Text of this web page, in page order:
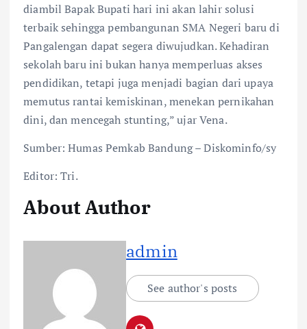
diambil Bapak Bupati hari ini akan lahir solusi
terbaik sehingga pembangunan SMA Negeri baru di
Pangalengan dapat segera diwujudkan. Kehadiran
sekolah baru ini bukan hanya memperluas akses
pendidikan, tetapi juga menjadi bagian dari upaya
memutus rantai kemiskinan, menekan pernikahan
dini, dan mencegah stunting,” ujar Vena.
Sumber: Humas Pemkab Bandung – Diskominfo/sy
Editor: Tri.
About Author
admin
See author's posts